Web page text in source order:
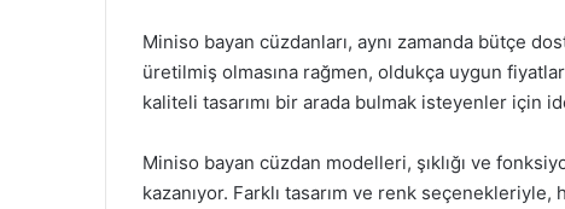
Miniso bayan cüzdanları, aynı zamanda bütçe
üretilmiş olmasına rağmen, oldukça uygun
kaliteli tasarımı bir arada bulmak isteyenler için
Miniso bayan cüzdan modelleri, şıklığı ve
kazanıyor. Farklı tasarım ve renk